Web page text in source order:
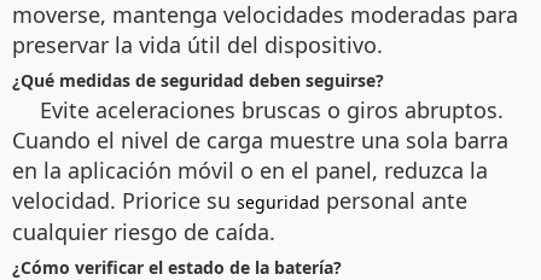
moverse, mantenga velocidades moderadas para
preservar la vida útil del dispositivo.
¿Qué medidas de seguridad deben seguirse?
Evite aceleraciones bruscas o giros abruptos.
Cuando el nivel de carga muestre una sola barra
en la aplicación móvil o en el panel, reduzca la
velocidad. Priorice su seguridad personal ante
cualquier riesgo de caída.
¿Cómo verificar el estado de la batería?